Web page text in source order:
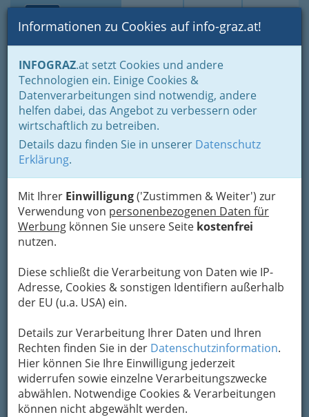
Suche Login Toggle
Informationen zu Cookies auf info-graz.at!
INFOGRAZ.at setzt Cookies und andere
Technologien ein. Einige Cookies &
Datenverarbeitungen sind notwendig, andere
helfen dabei, das Angebot zu verbessern oder
wirtschaftlich zu betreiben.
Details dazu finden Sie in unserer Datenschutz
Erklärung.
Mit Ihrer Einwilligung('Zustimmen & Weiter') zur
Verwendung von personenbezogenen Daten für
Werbung können Sie unsere Seite kostenfrei
nutzen.
Diese schließt die Verarbeitung von Daten wie IP-
Adresse, Cookies & sonstigen Identifiern außerhalb
der EU (u.a. USA) ein.
Details zur Verarbeitung Ihrer Daten und Ihren
Rechten finden Sie in der Datenschutzinformation.
Hier können Sie Ihre Einwilligung jederzeit
widerrufen sowie einzelne Verarbeitungszwecke
abwählen. Notwendige Cookies & Verarbeitungen
können nicht abgewählt werden.
Home Branchen
Wellness & Beauty
Fingernagelstudios - Schönheit und Pflege
Sigrid Kandlhofer
Plabutscherstraße 63, 8051 Graz
Karte
Karte anzeigen